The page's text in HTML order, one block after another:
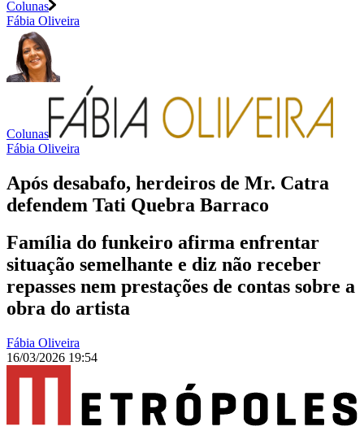
Colunas
Fábia Oliveira
Colunas
Fábia Oliveira
Após desabafo, herdeiros de Mr. Catra
defendem Tati Quebra Barraco
Família do funkeiro afirma enfrentar
situação semelhante e diz não receber
repasses nem prestações de contas sobre a
obra do artista
Fábia Oliveira
16/03/2026 19:54